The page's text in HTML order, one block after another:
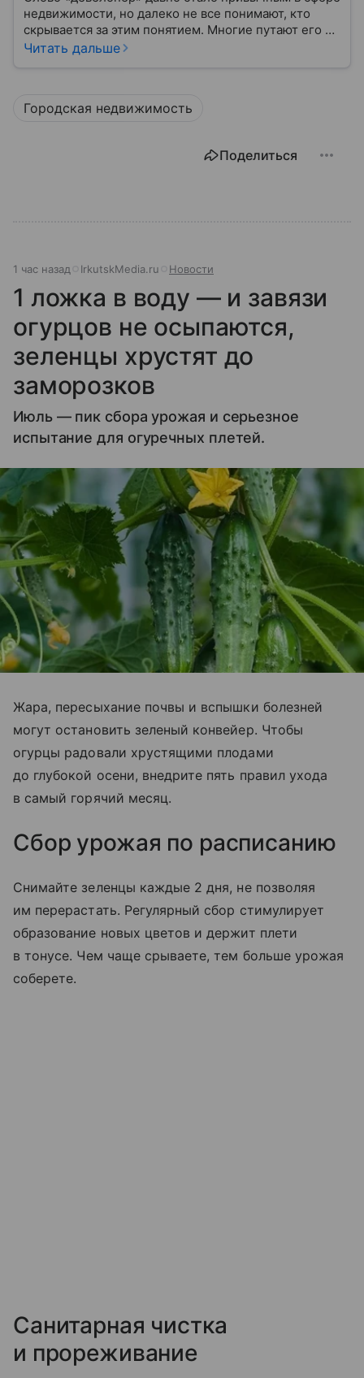
недвижимости, но далеко не все понимают, кто
скрывается за этим понятием. Многие путают его с
застройщиком, думая, что это одно и то же. На
Читать дальше
Городская недвижимость
Поделиться
1 час назад IrkutskMedia.ru Новости
1 ложка в воду — и завязи
огурцов не осыпаются,
зеленцы хрустят до
заморозков
Июль — пик сбора урожая и серьезное
испытание для огуречных плетей.
Жара, пересыхание почвы и вспышки болезней
могут остановить зеленый конвейер. Чтобы
огурцы радовали хрустящими плодами
до глубокой осени, внедрите пять правил ухода
в самый горячий месяц.
Сбор урожая по расписанию
Снимайте зеленцы каждые 2 дня, не позволяя
им перерастать. Регулярный сбор стимулирует
образование новых цветов и держит плети
в тонусе. Чем чаще срываете, тем больше урожая
соберете.
Санитарная чистка
и прореживание